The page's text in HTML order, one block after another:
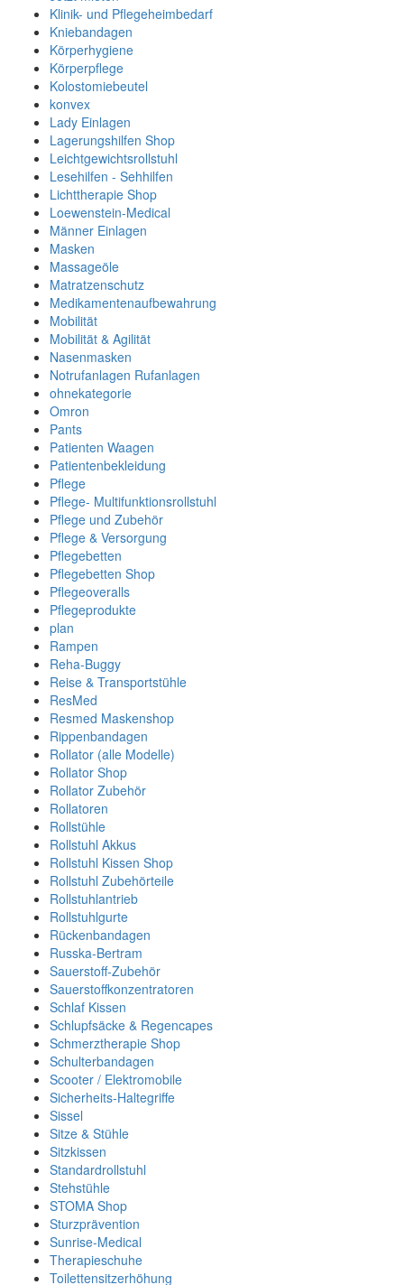
Klinik- und Pflegeheimbedarf
Kniebandagen
Körperhygiene
Körperpflege
Kolostomiebeutel
konvex
Lady Einlagen
Lagerungshilfen Shop
Leichtgewichtsrollstuhl
Lesehilfen - Sehhilfen
Lichttherapie Shop
Loewenstein-Medical
Männer Einlagen
Masken
Massageöle
Matratzenschutz
Medikamentenaufbewahrung
Mobilität
Mobilität & Agilität
Nasenmasken
Notrufanlagen Rufanlagen
ohnekategorie
Omron
Pants
Patienten Waagen
Patientenbekleidung
Pflege
Pflege- Multifunktionsrollstuhl
Pflege und Zubehör
Pflege & Versorgung
Pflegebetten
Pflegebetten Shop
Pflegeoveralls
Pflegeprodukte
plan
Rampen
Reha-Buggy
Reise & Transportstühle
ResMed
Resmed Maskenshop
Rippenbandagen
Rollator (alle Modelle)
Rollator Shop
Rollator Zubehör
Rollatoren
Rollstühle
Rollstuhl Akkus
Rollstuhl Kissen Shop
Rollstuhl Zubehörteile
Rollstuhlantrieb
Rollstuhlgurte
Rückenbandagen
Russka-Bertram
Sauerstoff-Zubehör
Sauerstoffkonzentratoren
Schlaf Kissen
Schlupfsäcke & Regencapes
Schmerztherapie Shop
Schulterbandagen
Scooter / Elektromobile
Sicherheits-Haltegriffe
Sissel
Sitze & Stühle
Sitzkissen
Standardrollstuhl
Stehstühle
STOMA Shop
Sturzprävention
Sunrise-Medical
Therapieschuhe
Toilettensitzerhöhung